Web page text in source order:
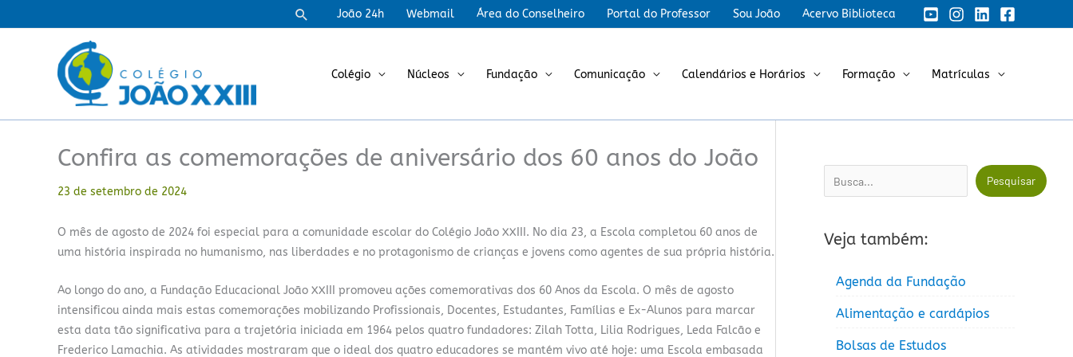
para
PesquisarJoão 24h Webmail Área do Conselheiro Portal do Professor Sou João Acervo Biblioteca
Colégio Núcleos Fundação Comunicação Calendários e Horários Formação Matrículas
Confira as comemorações de aniversário dos 60 anos do João
23 de setembro de 2024
O mês de agosto de 2024 foi especial para a comunidade escolar do Colégio João XXIII. No dia 23, a Escola completou 60 anos de
uma história inspirada no humanismo, nas liberdades e no protagonismo de crianças e jovens como agentes de sua própria história.
Ao longo do ano, a Fundação Educacional João XXIII promoveu ações comemorativas dos 60 Anos da Escola. O mês de agosto
intensificou ainda mais estas comemorações mobilizando Profissionais, Docentes, Estudantes, Famílias e Ex-Alunos para marcar
esta data tão significativa para a trajetória iniciada em 1964 pelos quatro fundadores: Zilah Totta, Lilia Rodrigues, Leda Falcão e
Frederico Lamachia. As atividades mostraram que o ideal dos quatro educadores se mantém vivo até hoje: uma Escola embasada
Pesquisar Pesquisar
Veja também:
Agenda da Fundação
Alimentação e cardápios
Bolsas de Estudos